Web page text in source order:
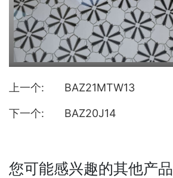
上一个: BAZ21MTW13
下一个: BAZ20J14
您可能感兴趣的其他产品